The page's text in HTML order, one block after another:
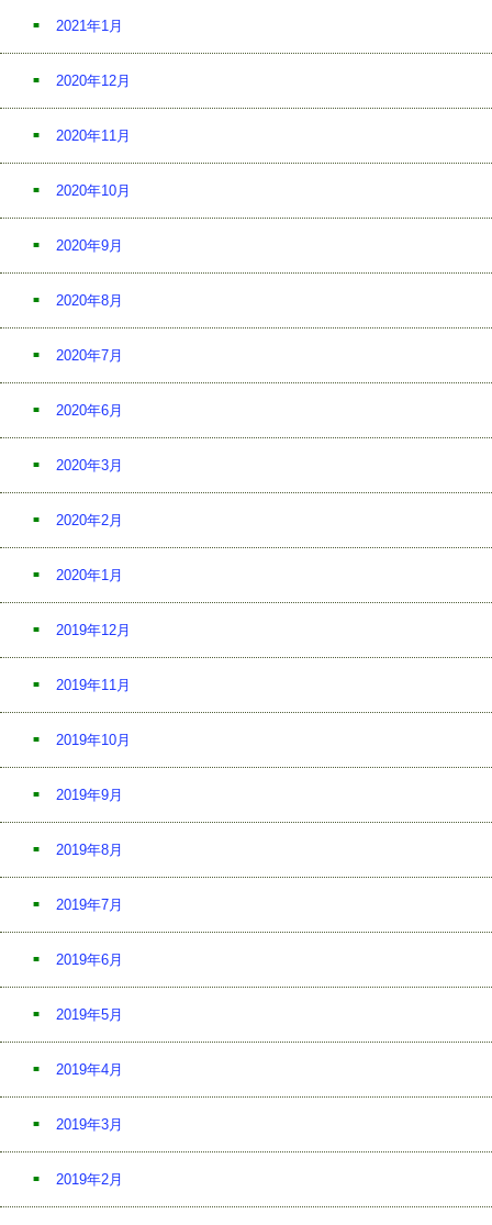
2021年1月
2020年12月
2020年11月
2020年10月
2020年9月
2020年8月
2020年7月
2020年6月
2020年3月
2020年2月
2020年1月
2019年12月
2019年11月
2019年10月
2019年9月
2019年8月
2019年7月
2019年6月
2019年5月
2019年4月
2019年3月
2019年2月